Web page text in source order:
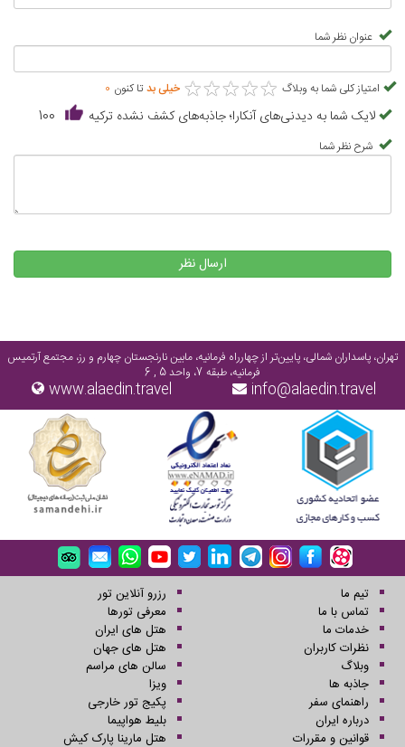
عنوان نظر شما
امتیاز کلی شما به وبلاگ ★★★★★
★★★★★ خیلی بد تا کنون 0
لایک شما به دیدنی‌های آنکارا؛ جاذبه‌های کشف نشده ترکیه 100
شرح نظر شما
ارسال نظر
تهران، پاسداران شمالی، پایین‌تر از چهارراه فرمانیه، مابین نارنجستان چهارم و رز، مجتمع آرتمیس
فرمانیه، طبقه 7، واحد 5 , 6
info@alaedin.travel
www.alaedin.travel
تیم ما
تماس با ما
خدمات ما
نظرات کاربران
وبلاگ
جاذبه ها
راهنمای سفر
درباره ایران
قوانین و مقررات
رزرو آنلاین تور
معرفی تورها
هتل های ایران
هتل های جهان
سالن های مراسم
ویزا
پکیج تور خارجی
بلیط هواپیما
هتل مارینا پارک کیش